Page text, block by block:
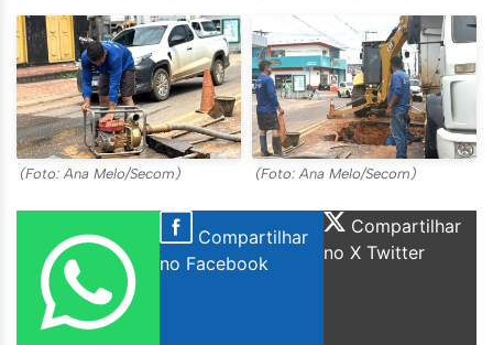
(Foto: Ana Melo/Secom) (Foto: Ana Melo/Secom)
Compartilhar
no Facebook
Compartilhar
no X Twitter